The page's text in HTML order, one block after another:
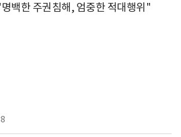
백한 주권침해, 엄중한 적대행위"